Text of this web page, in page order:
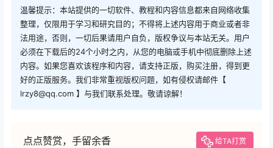
温馨提示：本站提供的一切软件、教程和内容信息都来自网络收集
整理，仅限用于学习和研究目的；不得将上述内容用于商业或者非
法用途，否则，一切后果请用户自负，版权争议与本站无关。用户
必须在下载后的24个小时之内，从您的电脑或手机中彻底删除上述
内容。如果您喜欢该程序和内容，请支持正版，购买注册，得到更
好的正版服务。我们非常重视版权问题，如有侵权请邮件【
lrzy8@qq.com 】与我们联系处理。敬请谅解！
点点赞赏，手留余香 给TA打赏